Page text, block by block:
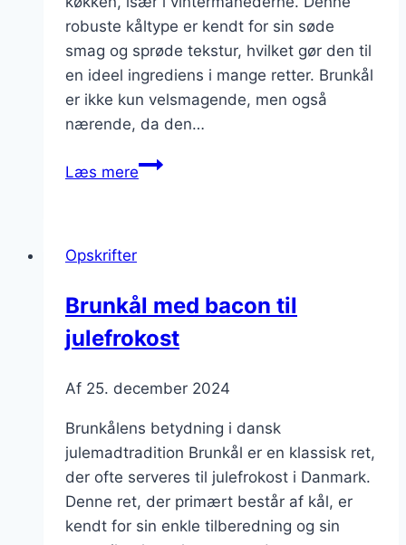
robuste kåltype er kendt for sin søde
smag og sprøde tekstur, hvilket gør den til
en ideel ingrediens i mange retter. Brunkål
er ikke kun velsmagende, men også
nærende, da den…
Læs mereBrunkål
Opskrifter
Brunkål med bacon til
julefrokost
Af 25. december 2024
Brunkålens betydning i dansk
julemadtradition Brunkål er en klassisk ret,
der ofte serveres til julefrokost i Danmark.
Denne ret, der primært består af kål, er
kendt for sin enkle tilberedning og sin